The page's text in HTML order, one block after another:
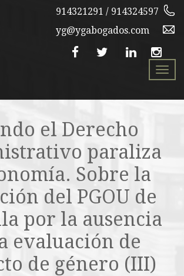
914321291 / 914324597
yg@ygabogados.com
el Derecho
paraliza
Sobre la
del PGOU de
por la ausencia
evaluación de
de género (III)